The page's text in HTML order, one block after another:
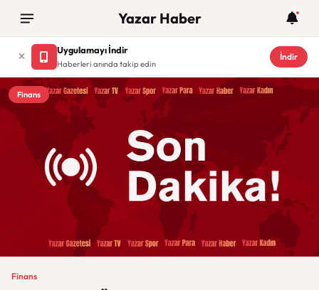
Yazar Haber
Uygulamayı İndir
Haberleri anında takip edin
İndir
Finans
Finans